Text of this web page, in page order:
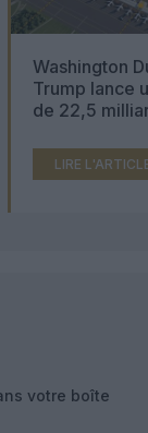
Washington
Trump lance
de 22,5
LIRE
votre boîte